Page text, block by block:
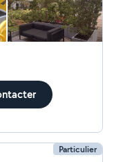
Particulier